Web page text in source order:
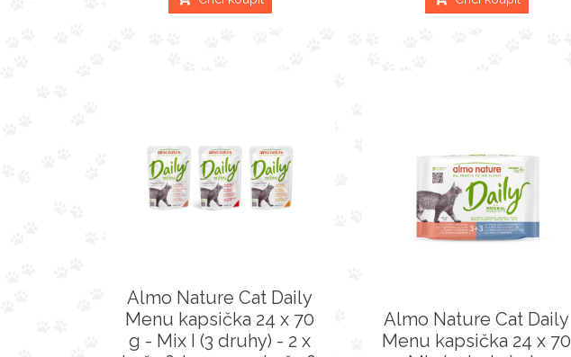
Almo Nature Cat Daily
Menu kapsička 24 x 70
g - Mix I (3 druhy) - 2 x
Almo Nature Cat Daily
Menu kapsička 24 x 70